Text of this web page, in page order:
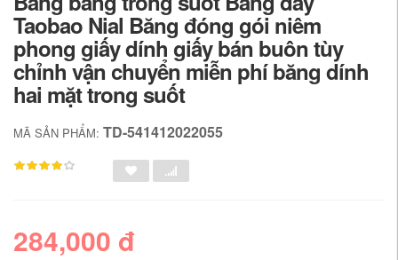
Taobao Nial Băng đóng gói niêm
phong giấy dính giấy bán buôn tùy
chỉnh vận chuyển miễn phí băng dính
hai mặt trong suốt
MÃ SẢN PHẨM: TD-541412022055
284,000 đ